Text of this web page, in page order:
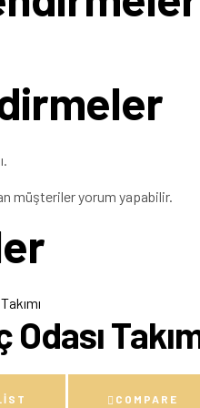
müşteriler yorum yapabilir.
COMPARE